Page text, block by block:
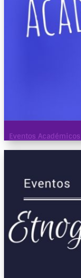
Eventos Académicos